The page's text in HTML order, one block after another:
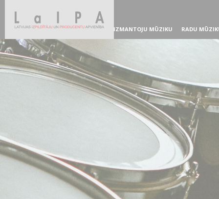
IZMANTOJU MŪZIKU RADU